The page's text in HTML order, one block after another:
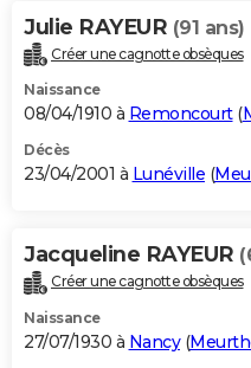
Julie RAYEUR (91 ans)
Créer une cagnotte obsèques
Naissance
08/04/1910 à Remoncourt(
Décès
23/04/2001 à Lunéville (
Jacqueline RAYEUR
Créer une cagnotte obsèques
Naissance
27/07/1930 à Nancy(